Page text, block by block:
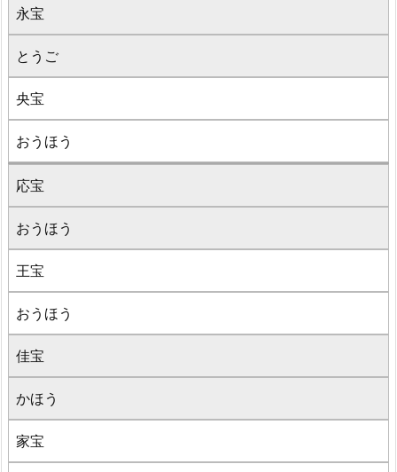
永宝
とうご
央宝
おうほう
応宝
おうほう
王宝
おうほう
佳宝
かほう
家宝